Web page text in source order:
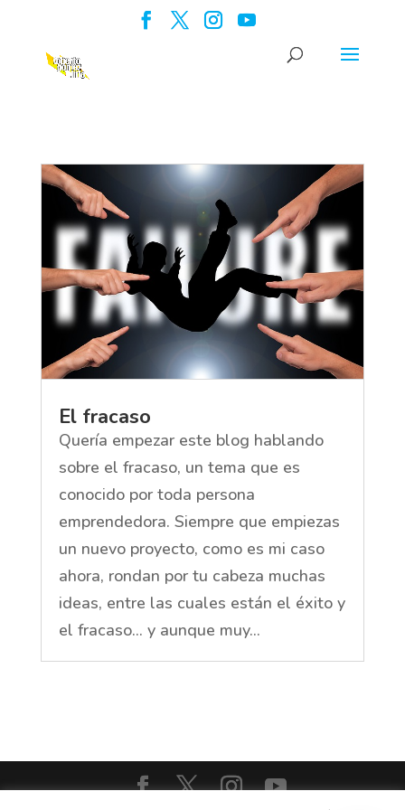
El fracaso
Quería empezar este blog hablando
sobre el fracaso, un tema que es
conocido por toda persona
emprendedora. Siempre que empiezas
un nuevo proyecto, como es mi caso
ahora, rondan por tu cabeza muchas
ideas, entre las cuales están el éxito y
el fracaso... y aunque muy...